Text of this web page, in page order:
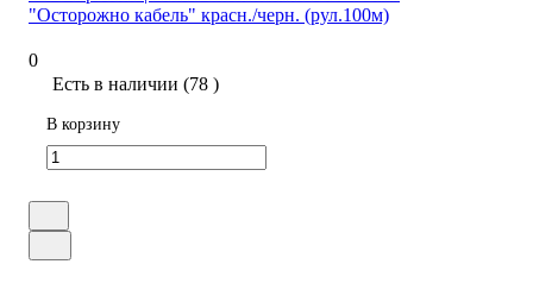
"Осторожно кабель" красн./черн. (рул.100м)
0
Есть в наличии (78 )
В корзину